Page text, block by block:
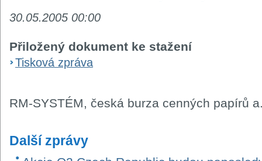
30.05.2005 00:00
Přiložený dokument ke stažení
Tisková zpráva
RM-SYSTÉM, česká burza cenných papírů
Další zprávy